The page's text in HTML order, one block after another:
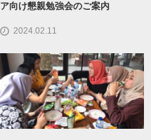
ア向け懇親勉強会のご案内
2024.02.11